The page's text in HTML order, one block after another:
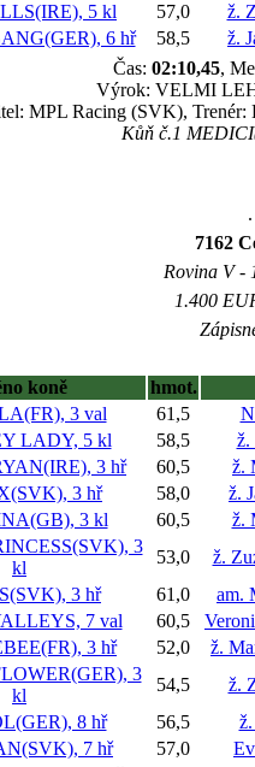
5 kl 57,0
ž.
6 hř 58,5
ž.
Čas: 02:10,45,
Výrok: VELMI
MPL Racing (SVK), Trenér:
Kůň č.1
7162
Rovina V -
1.400
koně
hmot.
3 val 61,5
LADY, 5 kl 58,5
ž.
3 hř 60,5
ž.
3 hř 58,0
ž.
3 kl 60,5
ž.
3
kl
53,0
ž.
3 hř 61,0
am.
7 val 60,5
3 hř 52,0
ž.
3
kl
54,5
ž.
8 hř 56,5
7 hř 57,0